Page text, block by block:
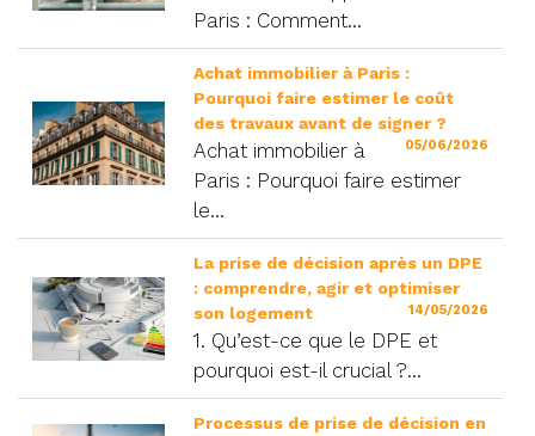
Paris : Comment...
Achat immobilier à Paris :
Pourquoi faire estimer le coût
des travaux avant de signer ?
05/06/2026
Achat immobilier à
Paris : Pourquoi faire estimer
le...
La prise de décision après un DPE
: comprendre, agir et optimiser
son logement
14/05/2026
1. Qu’est-ce que le DPE et
pourquoi est-il crucial ?...
Processus de prise de décision en